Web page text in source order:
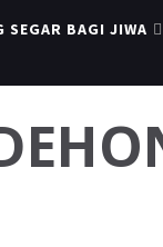
SEGAR BAGI JIWA